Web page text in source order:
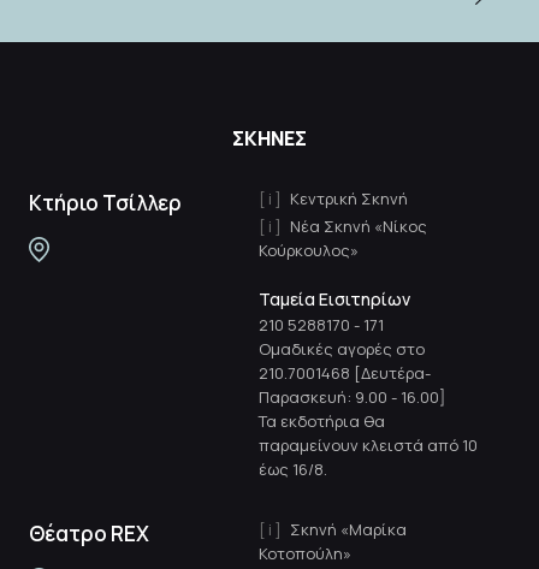
ΣΚΗΝΕΣ
Κτήριο Τσίλλερ
Κεντρική Σκηνή
Νέα Σκηνή «Νίκος
Κούρκουλος»
Ταμεία Εισιτηρίων
210 5288170 - 171
Ομαδικές αγορές στο
210.7001468 [Δευτέρα-
Παρασκευή: 9.00 - 16.00]
Τα εκδοτήρια θα
παραμείνουν κλειστά από 10
έως 16/8.
Θέατρο REX
Σκηνή «Μαρίκα
Κοτοπούλη»